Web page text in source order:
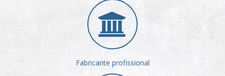
Fabricante profissional